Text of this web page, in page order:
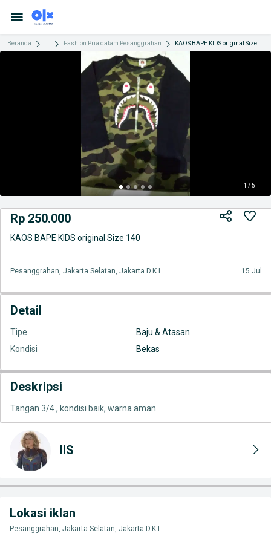
Beranda Fashion Pria dalam Pesanggrahan
1 / 5
Rp 250.000
KAOS BAPE KIDS original Size 140
Pesanggrahan, Jakarta Selatan, Jakarta D.K.I. 15 Jul
Detail
Tipe
Baju & Atasan
Kondisi
Bekas
Deskripsi
Tangan 3/4 , kondisi baik, warna aman
IIS
Lokasi iklan
Pesanggrahan, Jakarta Selatan, Jakarta D.K.I.